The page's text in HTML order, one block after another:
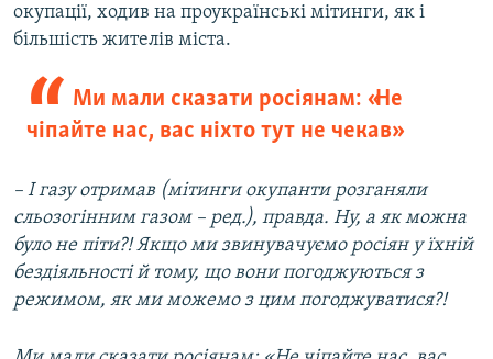
окупації, ходив на проукраїнські мітинги, як і
більшість жителів міста.
Ми мали сказати росіянам: «Не
чіпайте нас, вас ніхто тут не чекав»
– І газу отримав (мітинги окупанти розганяли
сльозогінним газом – ред.), правда. Ну, а як можна
було не піти?! Якщо ми звинувачуємо росіян у їхній
бездіяльності й тому, що вони погоджуються з
режимом, як ми можемо з цим погоджуватися?!